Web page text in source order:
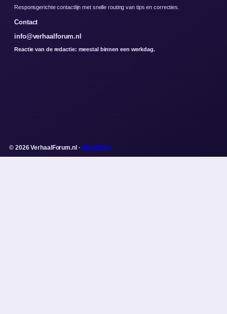
Responsgerichte contactlijn met snelle routing van tips en correcties.
Contact
info@verhaalforum.nl
Reactie van de redactie: meestal binnen een werkdag.
© 2026 VerhaalForum.nl · WorldRSS